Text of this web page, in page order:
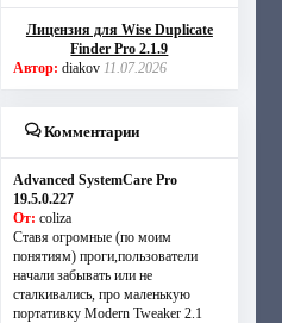
Лицензия для Wise Duplicate
Finder Pro 2.1.9
Автор: diakov 11.07.2026
Комментарии
Advanced SystemCare Pro
19.5.0.227
От: coliza
Ставя огромные (по моим
понятиям) проги,пользователи
начали забывать или не
сталкивались, про маленькую
портативку Modern Tweaker 2.1